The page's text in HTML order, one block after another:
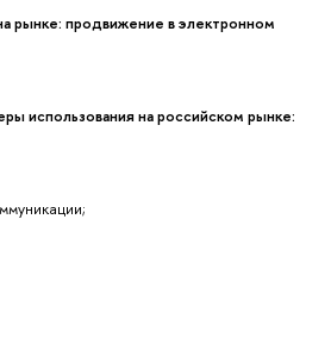
рынке: продвижение в электронном
использования на российском рынке: